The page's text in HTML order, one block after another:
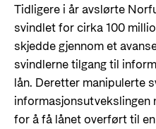
Tidligere i år avslørte
svindlet for cirka 100
skjedde gjennom et
svindlerne tilgang til
lån. Deretter manipulerte
informasjonsutvekslingen
for å få lånet overført til